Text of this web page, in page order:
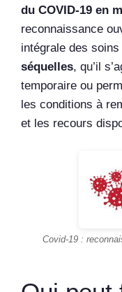
du COVID-19 en
reconnaissance
intégrale des
séquelles, qu’il
temporaire ou
les conditions à
et les recours
Covid-19 :